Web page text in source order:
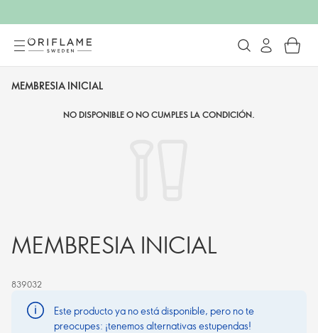
MEMBRESIA INICIAL
NO DISPONIBLE O NO CUMPLES LA CONDICIÓN.
MEMBRESIA INICIAL
839032
Este producto ya no está disponible, pero no te
preocupes: ¡tenemos alternativas estupendas!